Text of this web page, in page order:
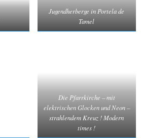
Jugendherberge in Portela de
Tamel
Die Pfarrkirche – mit
elektrischen Glocken und Neon –
strahlendem Kreuz ! Modern
times !